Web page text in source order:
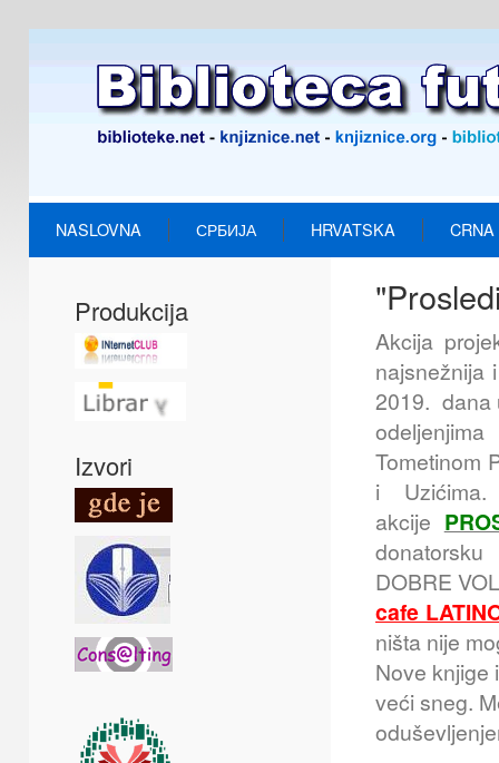
NASLOVNA СРБИЈА HRVATSKA
Produkcija
Izvori
Akcija
najsnežnija
2019. dana
Tometinom
i
akcije
DOBRE
cafe
ništa nije
Nove knjige
veći sneg.